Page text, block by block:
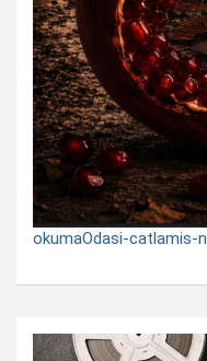
okumaOdasi-catlamis-